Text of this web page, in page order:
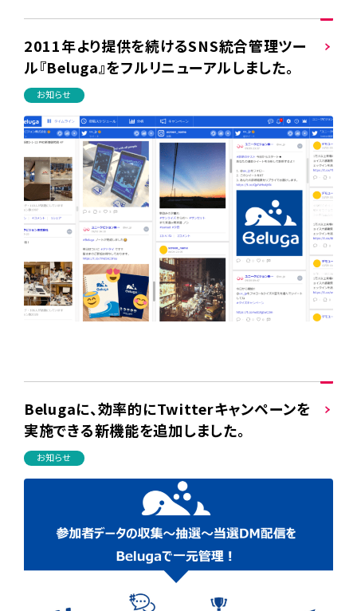
2011年より提供を続けるSNS統合管理ツー
ル『Beluga』をフルリニューアルしました。
お知らせ
Belugaに、効率的にTwitterキャンペーンを
実施できる新機能を追加しました。
お知らせ